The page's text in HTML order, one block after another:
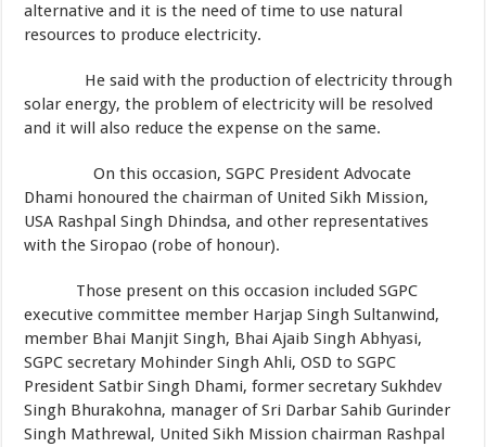
alternative and it is the need of time to use natural
resources to produce electricity.
He said with the production of electricity through
solar energy, the problem of electricity will be resolved
and it will also reduce the expense on the same.
On this occasion, SGPC President Advocate
Dhami honoured the chairman of United Sikh Mission,
USA Rashpal Singh Dhindsa, and other representatives
with the Siropao (robe of honour).
Those present on this occasion included SGPC
executive committee member Harjap Singh Sultanwind,
member Bhai Manjit Singh, Bhai Ajaib Singh Abhyasi,
SGPC secretary Mohinder Singh Ahli, OSD to SGPC
President Satbir Singh Dhami, former secretary Sukhdev
Singh Bhurakohna, manager of Sri Darbar Sahib Gurinder
Singh Mathrewal, United Sikh Mission chairman Rashpal